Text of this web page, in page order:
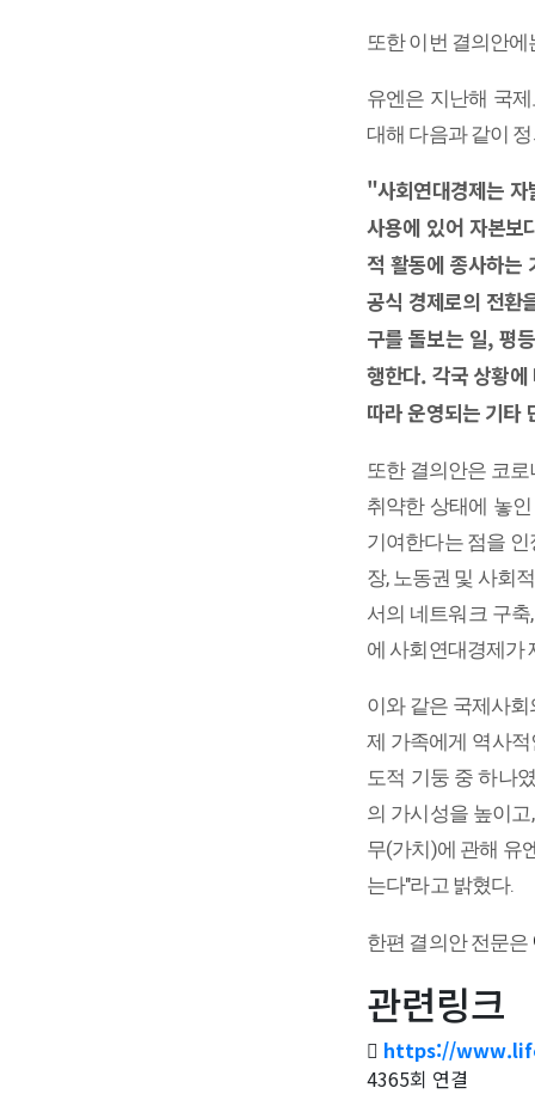
또한 이번 결의안
유엔은 지난해 국
대해 다음과 같이
"사회연대경제는 자
사용에 있어 자본보
적 활동에 종사하는
공식 경제로의 전환
구를 돌보는 일, 평
행한다. 각국 상황
따라 운영되는 기타
또한 결의안은 코
취약한 상태에 놓
기여한다는 점을
장, 노동권 및 사회
서의 네트워크 구
에 사회연대경제가
이와 같은 국제사
제 가족에게 역사
도적 기둥 중 하나
의 가시성을 높이
무(가치)에 관해 유
는다"라고 밝혔다.
한편 결의안 전문은
관련링크
https://
4365회 연결